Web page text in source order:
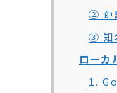
② 距
③ 知
ローカ
1.